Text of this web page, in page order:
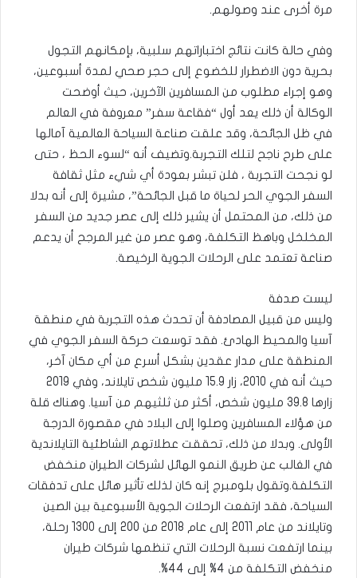
مرة أخرى عند وصولهم.
وفي حالة كانت نتائج اختباراتهم سلبية، بإمكانهم التجول
بحرية دون الاضطرار للخضوع إلى حجر صحي لمدة أسبوعين،
وهو إجراء مطلوب من المسافرين الآخرين، حيث أوضحت
الوكالة أن ذلك يعد أول “فقاعة سفر” معروفة في العالم
في ظل الجائحة، وقد علقت صناعة السياحة العالمية آمالها
على طرح ناجح لتلك التجربة.وتضيف أنه “لسوء الحظ ، حتى
لو نجحت التجربة ، فلن تبشر بعودة أي شيء مثل ثقافة
السفر الجوي الحر لحياة ما قبل الجائحة”، مشيرة إلى أنه بدلا
من ذلك، من المحتمل أن يشير ذلك إلى عصر جديد من السفر
المخلخل وباهظ التكلفة، وهو عصر من غير المرجح أن يدعم
صناعة تعتمد على الرحلات الجوية الرخيصة.
ليست صدفة
وليس من قبيل المصادفة أن تحدث هذه التجربة في منطقة
آسيا والمحيط الهادئ. فقد توسعت حركة السفر الجوي في
المنطقة على مدار عقدين بشكل أسرع من أي مكان آخر،
حيث أنه في 2010، زار 15.9 مليون شخص تايلاند، وفي 2019
زارها 39.8 مليون شخص، أكثر من ثلثيهم من آسيا. وهناك قلة
من هؤلاء المسافرين وصلوا إلى البلاد في مقصورة الدرجة
الأولى. وبدلا من ذلك، تحققت عطلاتهم الشاطئية التايلاندية
في الغالب عن طريق النمو الهائل لشركات الطيران منخفض
التكلفة.وتقول بلومبرج إنه كان لذلك تأثير هائل على تدفقات
السياحة، فقد ارتفعت الرحلات الجوية الأسبوعية بين الصين
وتايلاند من عام 2011 إلى عام 2018 من 200 إلى 1300 رحلة،
بينما ارتفعت نسبة الرحلات التي تنظمها شركات طيران
منخفض التكلفة من 4% إلى 44%.